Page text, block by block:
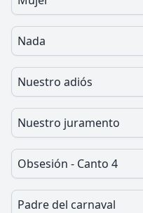
Nada
Nuestro adiós
Nuestro juramento
Obsesión - Canto 4
Padre del carnaval